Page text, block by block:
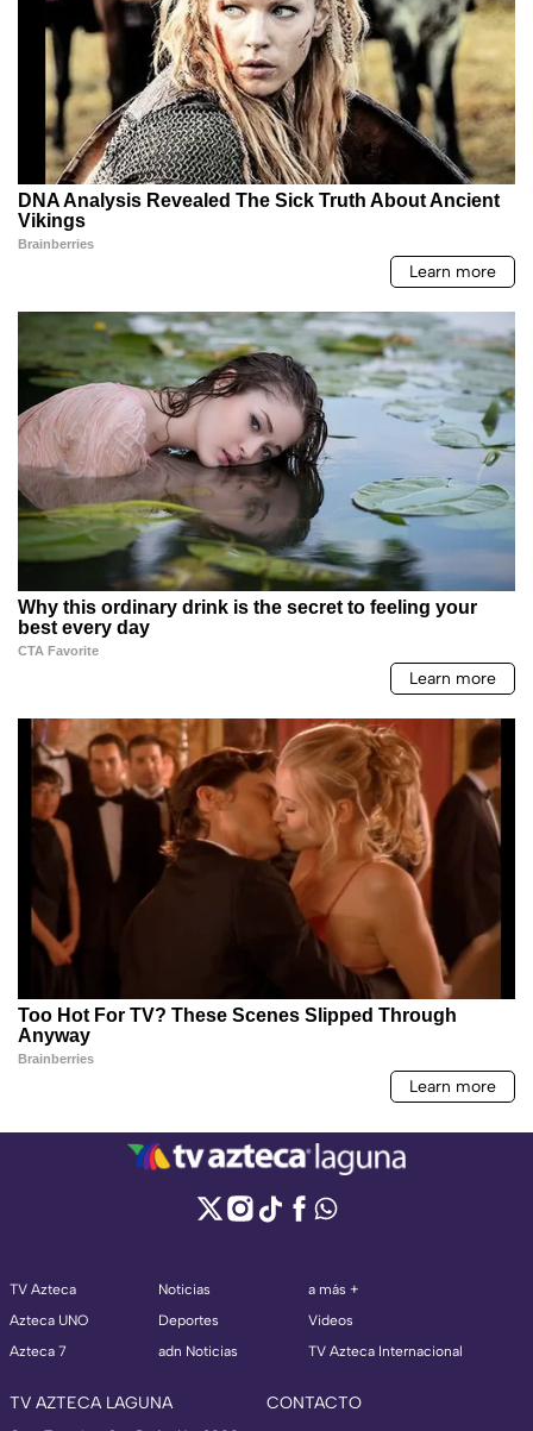
TV Azteca
Azteca UNO
Azteca 7
Noticias
Deportes
adn Noticias
a más +
Videos
TV Azteca Internacional
TV AZTECA LAGUNA CONTACTO